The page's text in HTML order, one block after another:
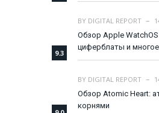
9.3
BY DIGITAL REPORT
Обзор Apple
циферблаты и
BY DIGITAL REPORT
Обзор Atomic Heart:
корнями